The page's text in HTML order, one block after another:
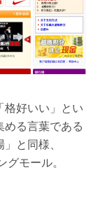
好いい」とい
める言葉である
と同様、
モール。